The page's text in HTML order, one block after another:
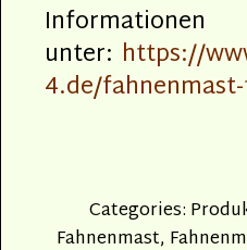
Informationen
unter: https://
4.de/
Categories:
Fahnenmast,